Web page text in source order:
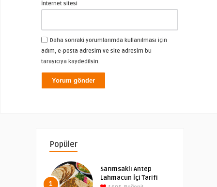
İnternet sitesi
Daha sonraki yorumlarımda kullanılması için
adım, e-posta adresim ve site adresim bu
tarayıcıya kaydedilsin.
Popüler
1
Sarımsaklı Antep
Lahmacun İçi Tarifi